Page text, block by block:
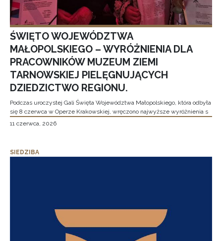
ŚWIĘTO WOJEWÓDZTWA
MAŁOPOLSKIEGO – WYRÓŻNIENIA DLA
PRACOWNIKÓW MUZEUM ZIEMI
TARNOWSKIEJ PIELĘGNUJĄCYCH
DZIEDZICTWO REGIONU.
Podczas uroczystej Gali Święta Województwa Małopolskiego, która odbyła
się 8 czerwca w Operze Krakowskiej, wręczono najwyższe wyróżnienia s
11 czerwca, 2026
SIEDZIBA